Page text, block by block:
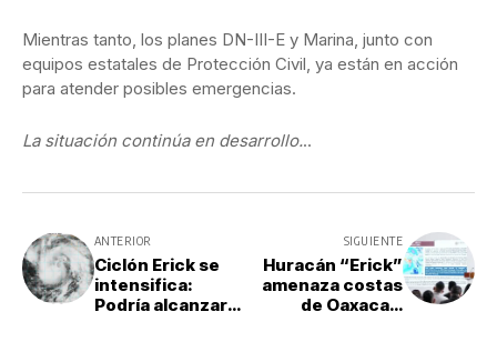
Mientras tanto, los planes DN-III-E y Marina, junto con
equipos estatales de Protección Civil, ya están en acción
para atender posibles emergencias.
La situación continúa en desarrollo...
ANTERIOR
Ciclón Erick se
intensifica:
Podría alcanzar
SIGUIENTE
Huracán “Erick”
amenaza costas
de Oaxaca y